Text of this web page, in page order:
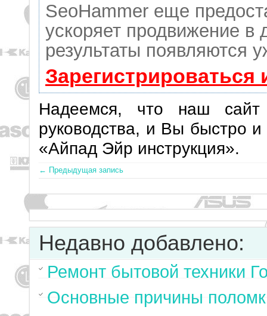
SeoHammer еще
ускоряет продвижение в
результаты появляются
Надеемся, что наш
руководства, и Вы быстро
«Айпад Эйр инструкция».
← Предыдущая запись
Недавно добавлено:
Ремонт бытовой техники
Основные причины